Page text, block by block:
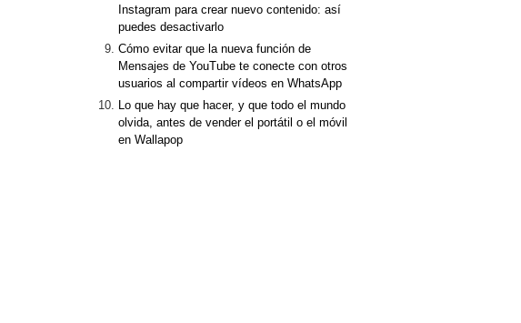
Instagram para crear nuevo contenido: así
puedes desactivarlo
Cómo evitar que la nueva función de
Mensajes de YouTube te conecte con otros
usuarios al compartir vídeos en WhatsApp
Lo que hay que hacer, y que todo el mundo
olvida, antes de vender el portátil o el móvil
en Wallapop